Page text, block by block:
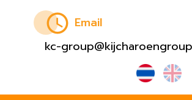
schedule Email
kc-